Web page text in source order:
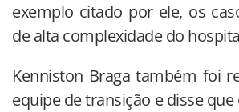
exemplo citado por ele, os
de alta complexidade do
Kenniston Braga também foi
equipe de transição e disse